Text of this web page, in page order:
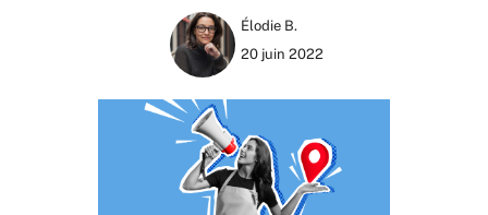
Élodie B.
20 juin 2022